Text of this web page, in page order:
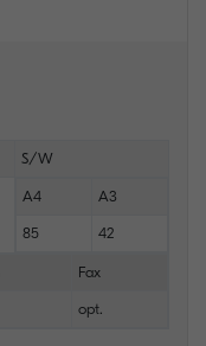
S/W
A4 A3
85 42
Fax
opt.